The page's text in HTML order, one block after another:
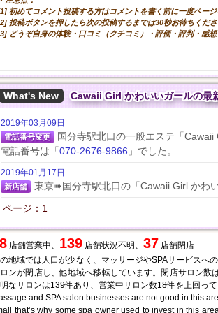
初めてコメント投稿する方はコメントを書く前に一度ページ
投稿ボタンを押したら次の投稿するまでは30秒お待ちくださ
どうぞ自身の体験・口コミ（クチコミ）・評価・評判・感
What's New Cawaii Girl かわいいガールの最
2019年03月09日
電話番号変更 国分寺駅北口の一般エステ「Cawaii
電話番号は「070-2676-9866 」でした。
2019年01月17日
新店舗
東京➠国分寺駅北口の「Cawaii Girl かわい
ページ：1
店舗営業中、 139 店舗状況不明、 37 店舗閉店
の地域では人口が少なく、マッサージやSPAサービス
ンが閉店し、他地域へ移転しています。閉店サロン
なサロンは139件あり、営業中サロン数18件を上回って
and SPA salon businesses are not good in this
that’s why some spa owner used to invest in this